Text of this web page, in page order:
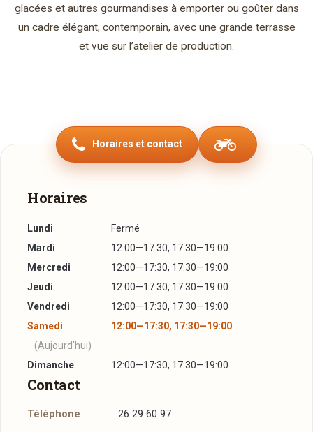
glacées et autres gourmandises à emporter ou goûter dans
un cadre élégant, contemporain, avec une grande terrasse
et vue sur l’atelier de production.
Horaires et contact
Horaires
Lundi
Fermé
Mardi
12:00—17:30, 17:30—19:00
Mercredi
12:00—17:30, 17:30—19:00
Jeudi
12:00—17:30, 17:30—19:00
Vendredi
12:00—17:30, 17:30—19:00
Samedi
12:00—17:30, 17:30—19:00
(Aujourd'hui)
Dimanche
12:00—17:30, 17:30—19:00
Contact
Téléphone 26 29 60 97